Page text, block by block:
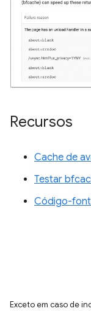
Recursos
Cache de
Testar
Código-
Exceto em caso de